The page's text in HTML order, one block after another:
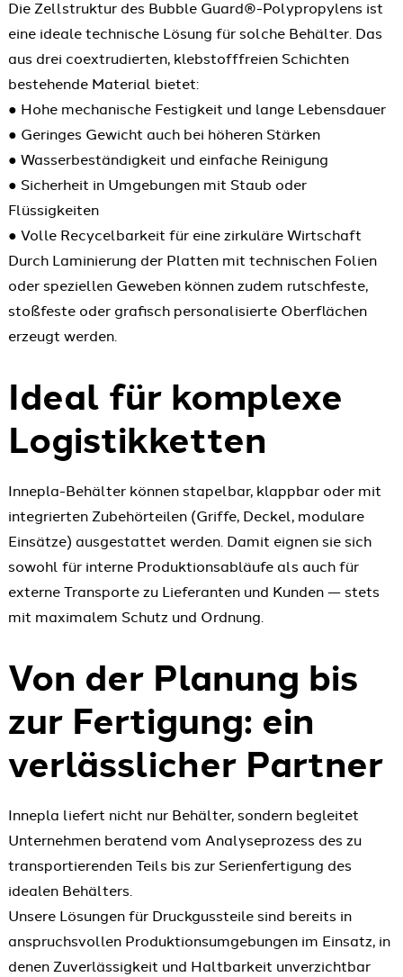
Die Zellstruktur des Bubble Guard®-Polypropylens ist
eine ideale technische Lösung für solche Behälter. Das
aus drei coextrudierten, klebstofffreien Schichten
bestehende Material bietet:
● Hohe mechanische Festigkeit und lange Lebensdauer
● Geringes Gewicht auch bei höheren Stärken
● Wasserbeständigkeit und einfache Reinigung
● Sicherheit in Umgebungen mit Staub oder
Flüssigkeiten
● Volle Recycelbarkeit für eine zirkuläre Wirtschaft
Durch Laminierung der Platten mit technischen Folien
oder speziellen Geweben können zudem rutschfeste,
stoßfeste oder grafisch personalisierte Oberflächen
erzeugt werden.
Ideal für komplexe
Logistikketten
Innepla-Behälter können stapelbar, klappbar oder mit
integrierten Zubehörteilen (Griffe, Deckel, modulare
Einsätze) ausgestattet werden. Damit eignen sie sich
sowohl für interne Produktionsabläufe als auch für
externe Transporte zu Lieferanten und Kunden — stets
mit maximalem Schutz und Ordnung.
Von der Planung bis
zur Fertigung: ein
verlässlicher Partner
Innepla liefert nicht nur Behälter, sondern begleitet
Unternehmen beratend vom Analyseprozess des zu
transportierenden Teils bis zur Serienfertigung des
idealen Behälters.
Unsere Lösungen für Druckgussteile sind bereits in
anspruchsvollen Produktionsumgebungen im Einsatz, in
denen Zuverlässigkeit und Haltbarkeit unverzichtbar